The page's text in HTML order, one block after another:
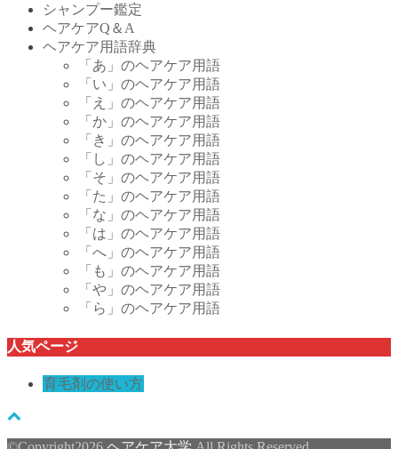
シャンプー鑑定
ヘアケアQ＆A
ヘアケア用語辞典
「あ」のヘアケア用語
「い」のヘアケア用語
「え」のヘアケア用語
「か」のヘアケア用語
「き」のヘアケア用語
「し」のヘアケア用語
「そ」のヘアケア用語
「た」のヘアケア用語
「な」のヘアケア用語
「は」のヘアケア用語
「へ」のヘアケア用語
「も」のヘアケア用語
「や」のヘアケア用語
「ら」のヘアケア用語
人気ページ
育毛剤の使い方